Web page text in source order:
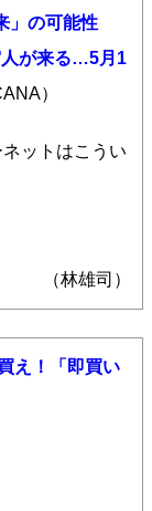
」の可能性
人が来る…5月1
）
ットはこうい
（林雄司）
え！「即買い